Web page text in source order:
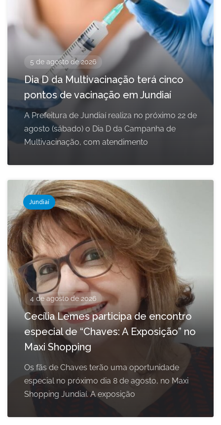
5 de agosto de 2026
Dia D da Multivacinação terá cinco
pontos de vacinação em Jundiaí
A Prefeitura de Jundiaí realiza no próximo 22 de
agosto (sábado) o Dia D da Campanha de
Multivacinação, com atendimento
Jundiaí
4 de agosto de 2026
Cecília Lemes participa de encontro
especial de “Chaves: A Exposição” no
Maxi Shopping
Os fãs de Chaves terão uma oportunidade
especial no próximo dia 8 de agosto, no Maxi
Shopping Jundiaí. A exposição